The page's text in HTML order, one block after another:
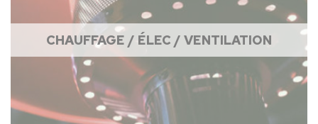
CHAUFFAGE / ÉLEC / VENTILATION